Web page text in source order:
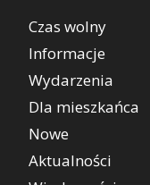
Czas wolny
Informacje
Wydarzenia
Dla mieszkańca
Nowe
Aktualności